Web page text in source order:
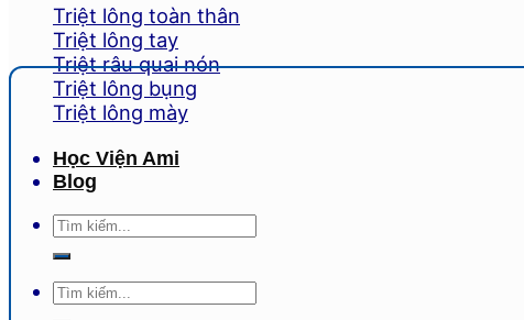
Triệt lông toàn thân
Triệt lông tay
Triệt râu quai nón
Triệt lông bụng
Triệt lông mày
Học Viện Ami
Blog